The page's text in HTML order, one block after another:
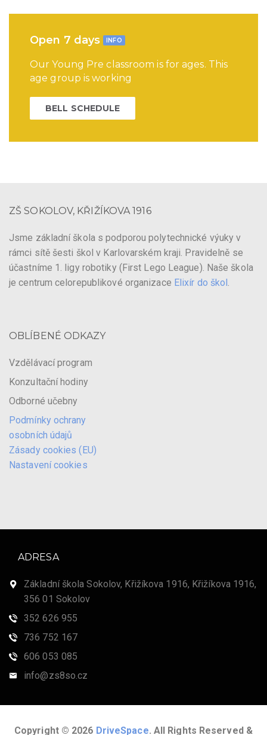
Open 7 days INFO
Our Young Pre classroom is for ages. This
age group is working
BELL SCHEDULE
ZŠ SOKOLOV, KŘIŽÍKOVA 1916
Jsme základní škola s podporou polytechnické výuky v
rámci sítě šesti škol v Karlovarském kraji. Pravidelně se
účastníme 1. ligy robotiky (First Lego League). Naše škola
je centrum celorepublikové organizace Elixír do škol.
OBLÍBENÉ ODKAZY
Vzdělávací program
Konzultační hodiny
Odborné učebny
Podmínky ochrany
osobních údajů
Zásady cookies (EU)
Nastavení cookies
ADRESA
Základní škola Sokolov, Křižíkova 1916, Křižíkova 1916,
356 01 Sokolov
352 626 955
736 752 167
606 053 085
info@zs8so.cz
Copyright © 2026 DriveSpace. All Rights Reserved &